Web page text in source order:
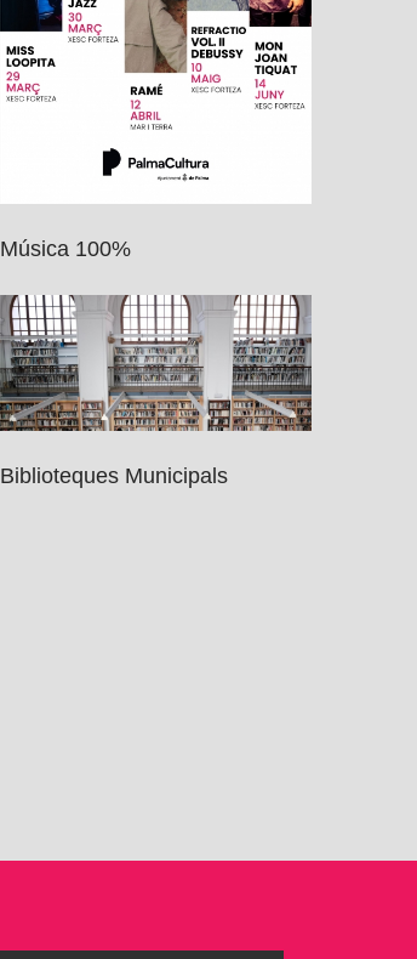
Música 100%
Biblioteques Municipals